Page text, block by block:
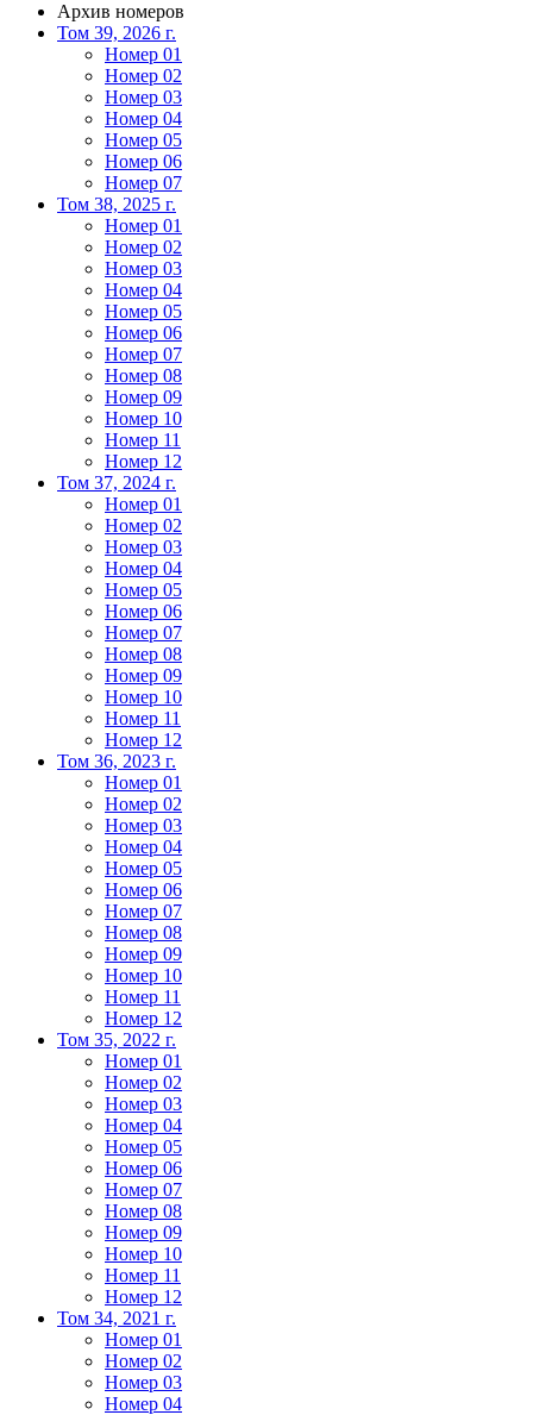
Архив номеров
Том 39, 2026 г.
Номер 01
Номер 02
Номер 03
Номер 04
Номер 05
Номер 06
Номер 07
Том 38, 2025 г.
Номер 01
Номер 02
Номер 03
Номер 04
Номер 05
Номер 06
Номер 07
Номер 08
Номер 09
Номер 10
Номер 11
Номер 12
Том 37, 2024 г.
Номер 01
Номер 02
Номер 03
Номер 04
Номер 05
Номер 06
Номер 07
Номер 08
Номер 09
Номер 10
Номер 11
Номер 12
Том 36, 2023 г.
Номер 01
Номер 02
Номер 03
Номер 04
Номер 05
Номер 06
Номер 07
Номер 08
Номер 09
Номер 10
Номер 11
Номер 12
Том 35, 2022 г.
Номер 01
Номер 02
Номер 03
Номер 04
Номер 05
Номер 06
Номер 07
Номер 08
Номер 09
Номер 10
Номер 11
Номер 12
Том 34, 2021 г.
Номер 01
Номер 02
Номер 03
Номер 04